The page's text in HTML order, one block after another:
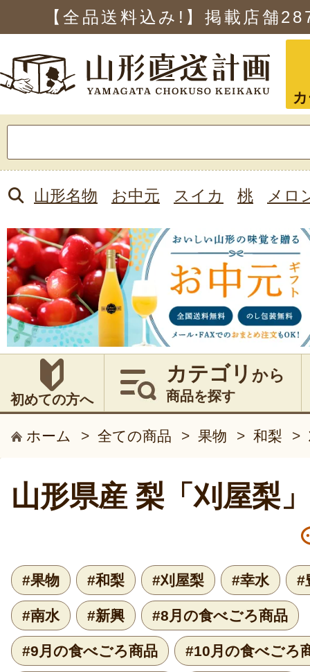
【全品送料込み!】掲載店舗
索:
山形名物 お中元 スイカ 桃 メロ
初めての方へ
カテゴリ から
商品を探す
ホーム > 全ての商品 > 果物 > 和梨 >
山形県産 梨「刈屋梨」
#果物 #和梨 #刈屋梨 #幸水 #
#南水 #新興 #8月の食べごろ商品
#9月の食べごろ商品 #10月の食べごろ